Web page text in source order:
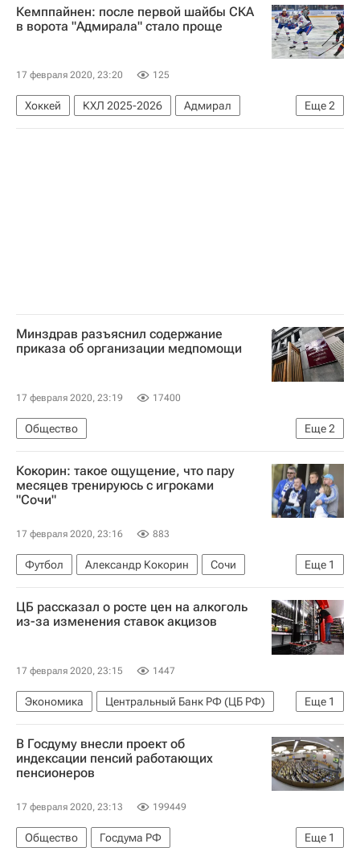
Кемппайнен: после первой шайбы СКА
в ворота "Адмирала" стало проще
17 февраля 2020, 23:20 125
Еще2
Хоккей КХЛ 2025-2026
Адмирал
СКА (Санкт-Петербург)
Йоонас Кемппайнен
Минздрав разъяснил содержание
приказа об организации медпомощи
17 февраля 2020, 23:19 17400
Еще2
Общество
Министерство здравоохранения РФ (Минздрав России)
Россия
Кокорин: такое ощущение, что пару
месяцев тренируюсь с игроками
"Сочи"
17 февраля 2020, 23:16 883
Еще 1
Футбол Александр Кокорин
Сочи
Динамо Москва
ЦБ рассказал о росте цен на алкоголь
из-за изменения ставок акцизов
17 февраля 2020, 23:15 1447
Еще 1
Экономика
Центральный Банк РФ (ЦБ РФ)
Россия
В Госдуму внесли проект об
индексации пенсий работающих
пенсионеров
17 февраля 2020, 23:13 199449
Еще 1
Общество
Госдума РФ